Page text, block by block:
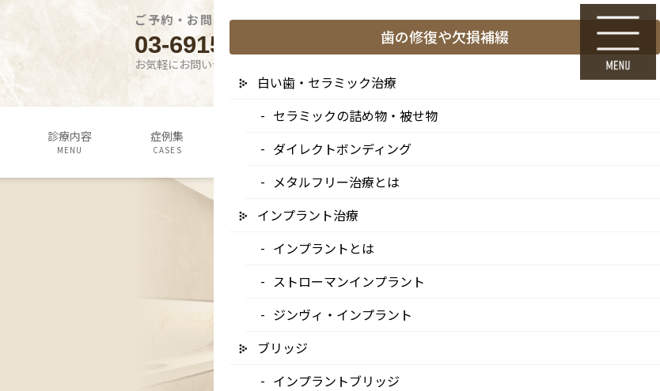
ご予約・お問い合わせはこちら
03-6915-1315
お気軽にお問い合わせください
24時間Web初診予約
採用エントリー
診療内容
MENU
症例集
CASES Q&A FEE
歯の修復や欠損補綴
白い歯・セラミック治療
セラミックの詰め物・被せ物
ダイレクトボンディング
メタルフリー治療とは
インプラント治療
インプラントとは
ストローマンインプラント
ジンヴィ・インプラント
ブリッジ
インプラントブリッジ